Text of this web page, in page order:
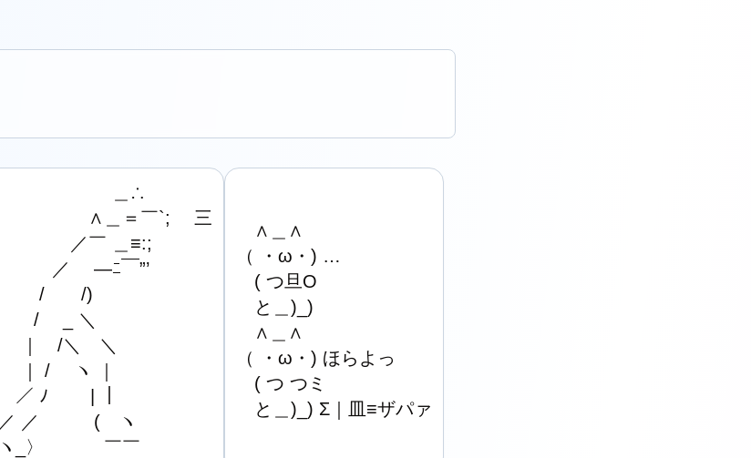
＿∴
∧＿＝￣`; 　三
／￣ ＿≡:;
／　 ―ﾆ￣”’
/　　/)
/　 _ ＼
｜　/＼　＼
｜ /　 ヽ ｜
／ ﾉ　　 | ｜
／ ／　　　(　ヽ
ヽ_〉　　　 ￣￣
∧＿∧
（ ・ω・) …
( つ旦O
と＿)_)
∧＿∧
（ ・ω・) ほらよっ
( つ つミ
と＿)_) Σ｜皿≡ザパァ